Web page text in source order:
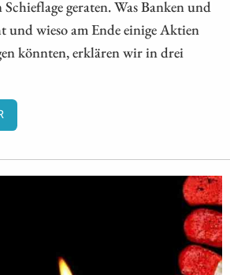
geraten. Was Banken und
wieso am Ende einige Aktien
könnten, erklären wir in drei